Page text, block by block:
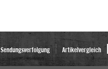
Sendungsverfolgung Artikelvergleich